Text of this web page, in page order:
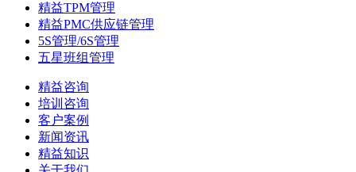
精益TPM管理
精益PMC供应链管理
5S管理/6S管理
五星班组管理
精益咨询
培训咨询
客户案例
新闻资讯
精益知识